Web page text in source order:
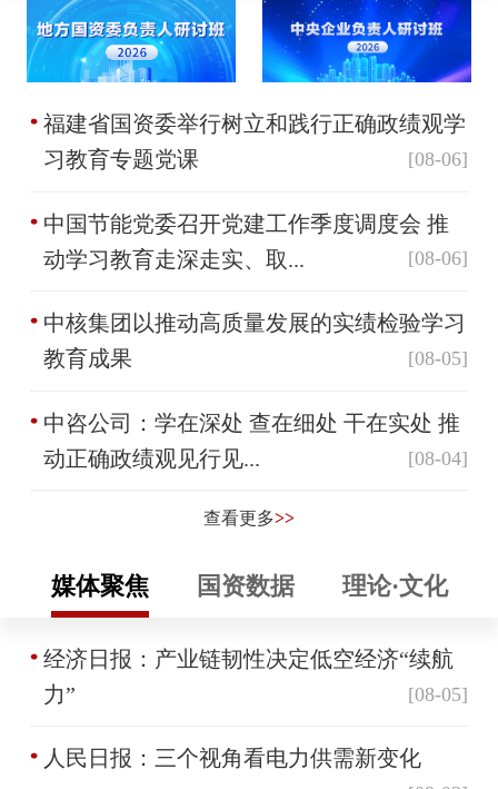
福建省国资委举行树立和践行正确政绩观学
习教育专题党课
[08-06]
中国节能党委召开党建工作季度调度会 推
动学习教育走深走实、取...
[08-06]
中核集团以推动高质量发展的实绩检验学习
教育成果
[08-05]
中咨公司：学在深处 查在细处 干在实处 推
动正确政绩观见行见...
[08-04]
查看更多>>
媒体聚焦 国资数据 理论·文化
经济日报：产业链韧性决定低空经济“续航
力”
[08-05]
人民日报：三个视角看电力供需新变化